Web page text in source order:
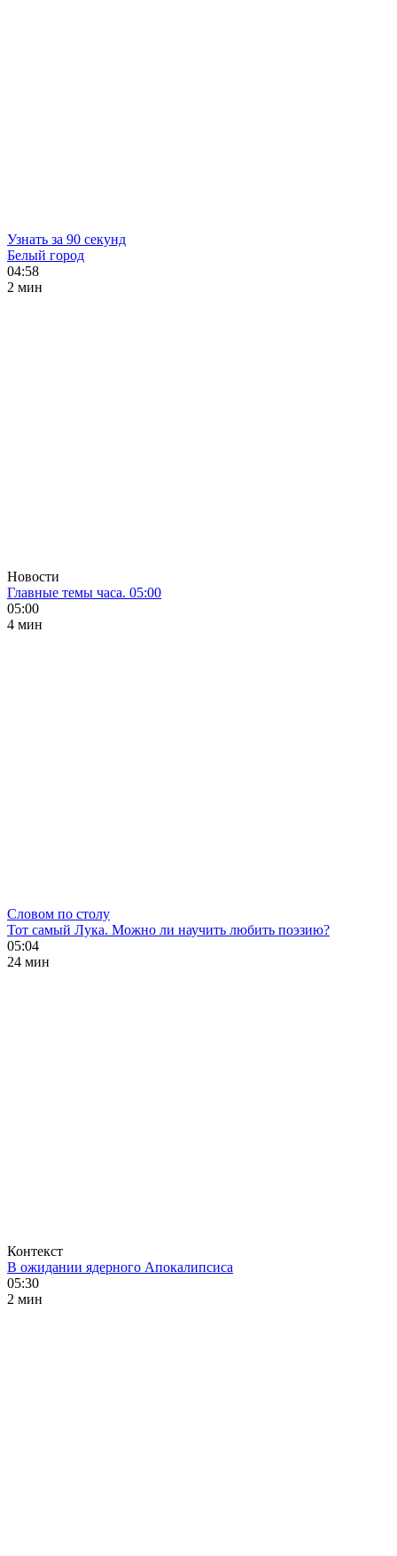
Узнать за 90 секунд
Белый город
04:58
2 мин
Новости
Главные темы часа. 05:00
05:00
4 мин
Словом по столу
Тот самый Лука. Можно ли научить любить поэзию?
05:04
24 мин
Контекст
В ожидании ядерного Апокалипсиса
05:30
2 мин